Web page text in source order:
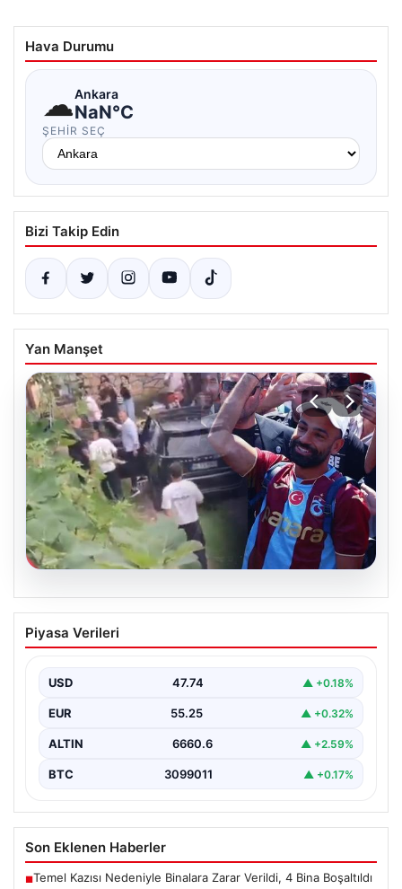
Hava Durumu
☁Ankara
NaN°C
ŞEHIR SEÇ
Bizi Takip Edin
Yan Manşet
07.08.2026
Trabzonlu Teyzenin Mohamed Salah’a
Yönelik Sıcak Yaklaşımı Gülümsetti
Salah, bir reklam filmi çekimi için Trabzon'un Araklı…
Piyasa Verileri
USD 47.74 ▲ +0.18%
EUR 55.25 ▲ +0.32%
ALTIN 6660.6 ▲ +2.59%
BTC 3099011 ▲ +0.17%
Son Eklenen Haberler
■Temel Kazısı Nedeniyle Binalara Zarar Verildi, 4 Bina Boşaltıldı